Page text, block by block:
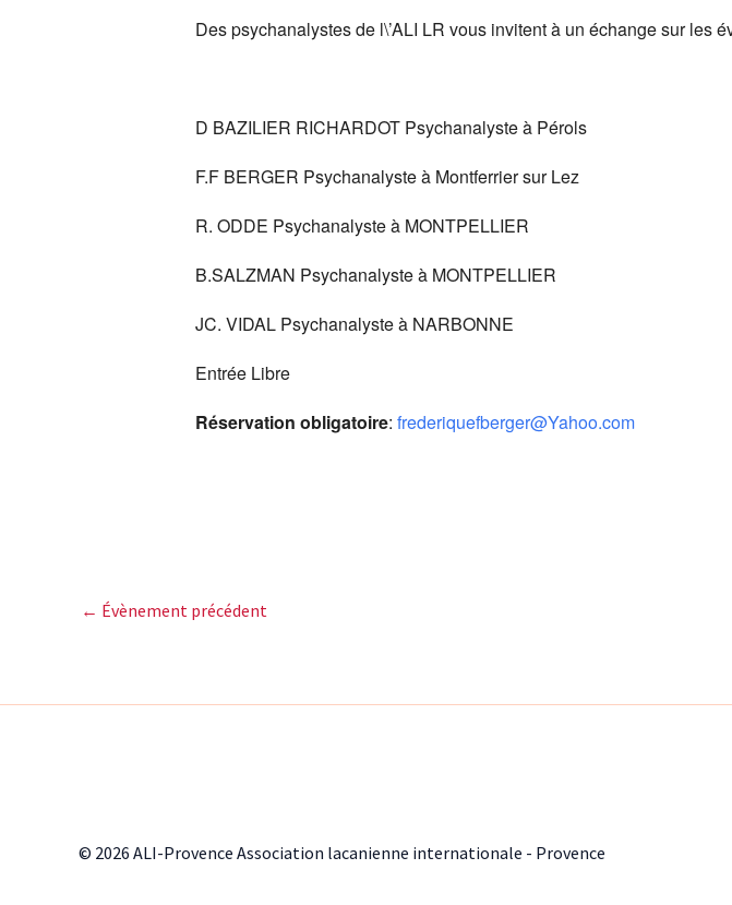
Des psychanalystes de l\’ALI LR vous invitent à un échange sur les
D BAZILIER RICHARDOT Psychanalyste à Pérols
F.F BERGER Psychanalyste à Montferrier sur Lez
R. ODDE Psychanalyste à MONTPELLIER
B.SALZMAN Psychanalyste à MONTPELLIER
JC. VIDAL Psychanalyste à NARBONNE
Entrée Libre
Réservation obligatoire: frederiquefberger@Yahoo.com
← Évènement précédent
© 2026 ALI-Provence Association lacanienne internationale - Provence